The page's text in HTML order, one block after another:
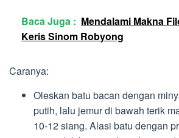
Baca Juga : Mendalami Makna
Keris Sinom Robyong
Caranya:
Oleskan batu bacan dengan
putih, lalu jemur di bawah terik
10-12 siang. Alasi batu dengan